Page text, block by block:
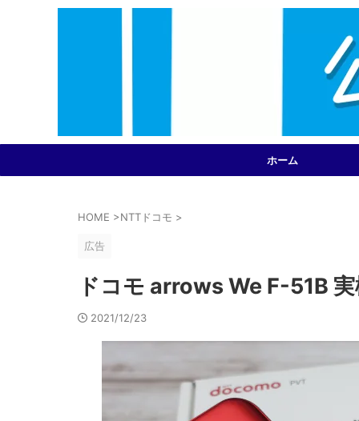
ホーム
HOME >NTTドコモ >
広告
ドコモ arrows We F-51B
2021/12/23